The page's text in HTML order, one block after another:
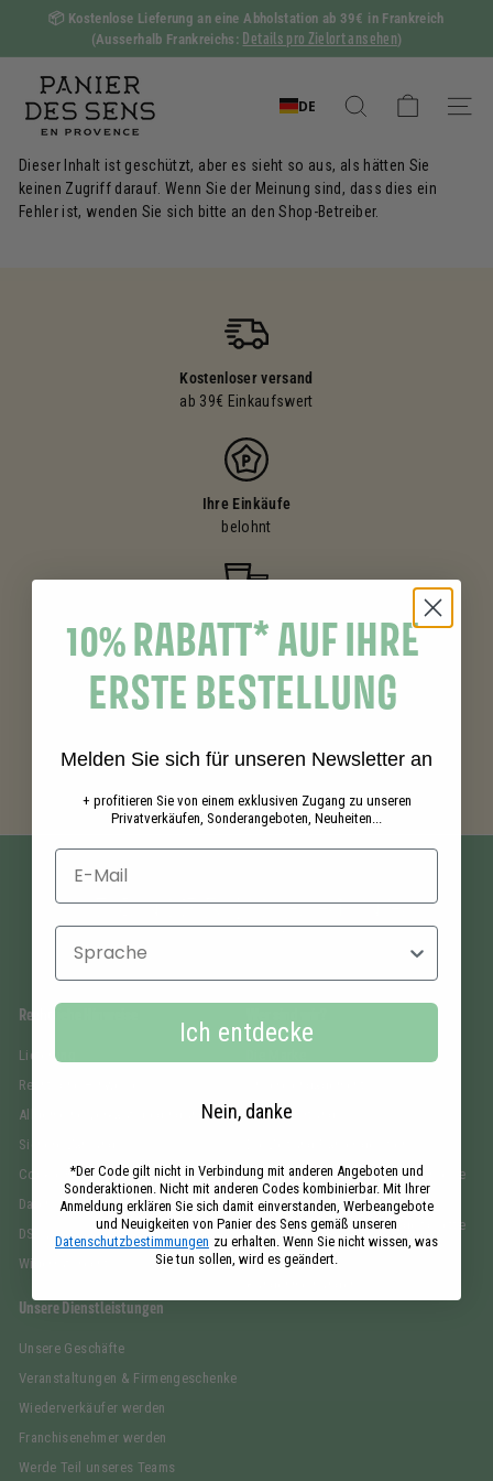
springen
Diashow
Pause
📦 Kostenlose Lieferung an eine Abholstation ab 39€ in Frankreich
(Ausserhalb Frankreichs: Details pro Zielort ansehen)
a
i
e
DE
Suchen
Dieser Inhalt ist geschützt, aber es sieht so aus, als hätten Sie
keinen Zugriff darauf. Wenn Sie der Meinung sind, dass dies ein
Fehler ist, wenden Sie sich bitte an den Shop-Betreiber.
Kostenloser versand
ab 39€ Einkaufswert
Ihre Einkäufe
belohnt
Gratisproben
in deinen Bestellungen
Bezahlung
Rechtliche Hinweise
Lieferung
Rechtliche Hinweise
Allgemeine Verkaufsbedingungen
Sichere Zahlung
Cookie-Richtlinien
Datenschutzbestimmungen
DSGVO
Widerrufsrecht
Verantwortung
Der Leitfaden für Savon de Marseille
flüssig
Der Leitfaden für das eau de toilette
FAQ
Unsere Dienstleistungen
Unsere Geschäfte
Veranstaltungen & Firmengeschenke
Wiederverkäufer werden
Franchisenehmer werden
Werde Teil unseres Teams
10% RABATT* AUF IHRE
ERSTE BESTELLUNG
Melden Sie sich für unseren Newsletter an
+ profitieren Sie von einem exklusiven Zugang zu unseren
Privatverkäufen, Sonderangeboten, Neuheiten...
Sprache
Ich entdecke
Nein, danke
*Der Code gilt nicht in Verbindung mit anderen Angeboten und
Sonderaktionen. Nicht mit anderen Codes kombinierbar. Mit Ihrer
Anmeldung erklären Sie sich damit einverstanden, Werbeangebote
und Neuigkeiten von Panier des Sens gemäß unseren
Datenschutzbestimmungen zu erhalten. Wenn Sie nicht wissen, was
Sie tun sollen, wird es geändert.